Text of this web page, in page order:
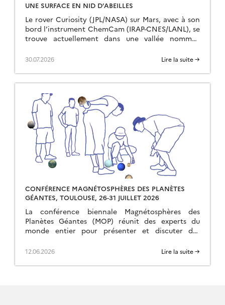
UNE SURFACE EN NID D’ABEILLES
Le rover Curiosity (JPL/NASA) sur Mars, avec à son
bord l’instrument ChemCam (IRAP-CNES/LANL), se
trouve actuellement dans une vallée nommée
surprise d’y découvrir un […]
30.07.2026 Lire la suite →
CONFÉRENCE MAGNÉTOSPHÈRES DES PLANÈTES
GÉANTES, TOULOUSE, 26-31 JUILLET 2026
La conférence biennale Magnétosphères des
Planètes Géantes (MOP) réunit des experts du
monde entier pour présenter et discuter des
planètes externes du Système […]
12.06.2026 Lire la suite →